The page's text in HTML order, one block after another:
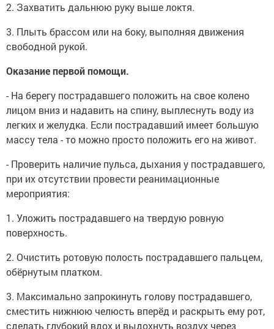
2. Захватить дальнюю руку выше локтя.
3. Плыть брассом или на боку, выполняя движения
свободной рукой.
Оказание первой помощи.
- На берегу пострадавшего положить на свое колено
лицом вниз и надавить на спину, выплеснуть воду из
легких и желудка. Если пострадавший имеет большую
массу тела - то можно просто положить его на живот.
- Проверить наличие пульса, дыхания у пострадавшего,
при их отсутствии провести реанимационные
мероприятия:
1. Уложить пострадавшего на твердую ровную
поверхность.
2. Очистить ротовую полость пострадавшего пальцем,
обёрнутым платком.
3. Максимально запрокинуть голову пострадавшего,
сместить нижнюю челюсть вперёд и раскрыть ему рот,
сделать глубокий вдох и выдохнуть воздух через